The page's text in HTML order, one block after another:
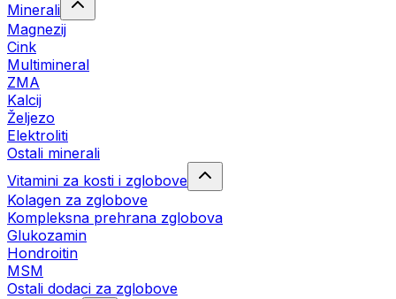
Minerali
Magnezij
Cink
Multimineral
ZMA
Kalcij
Željezo
Elektroliti
Ostali minerali
Vitamini za kosti i zglobove
Kolagen za zglobove
Kompleksna prehrana zglobova
Glukozamin
Hondroitin
MSM
Ostali dodaci za zglobove